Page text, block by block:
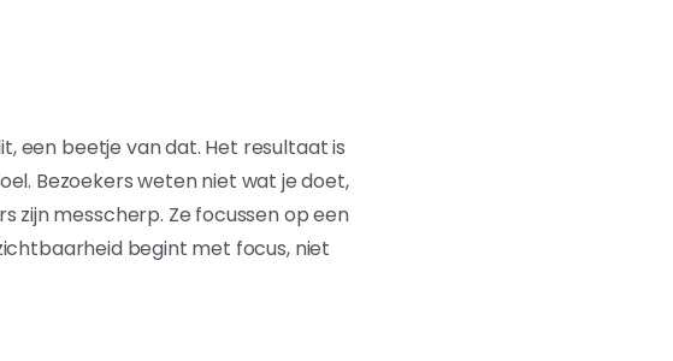
een beetje van dat. Het resultaat is
Bezoekers weten niet wat je doet,
zijn messcherp. Ze focussen op een
begint met focus, niet